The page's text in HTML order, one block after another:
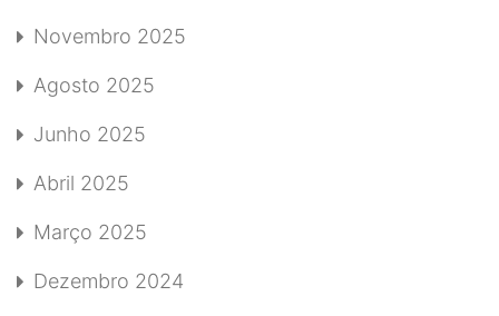
Novembro 2025
Agosto 2025
Junho 2025
Abril 2025
Março 2025
Dezembro 2024